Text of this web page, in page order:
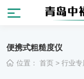
便携式粗糙度仪
位置：首页 >行业专